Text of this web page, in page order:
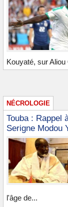
Kouyaté, sur Aliou
NÉCROLOGIE
Touba : Rappel
Serigne Modou
l'âge de...